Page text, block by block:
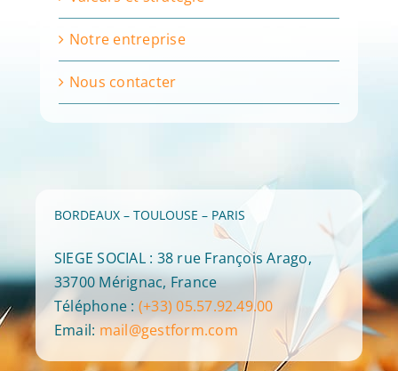
Notre entreprise
Nous contacter
BORDEAUX – TOULOUSE – PARIS
SIEGE SOCIAL : 38 rue François Arago,
33700 Mérignac, France
Téléphone : (+33) 05.57.92.49.00
Email: mail@gestform.com